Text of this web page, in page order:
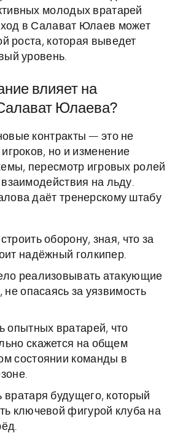
молодых вратарей
в Салават Юлаев может
роста, которая выведет
уровень.
влияет на
Юлаева?
контракты — это не
но и изменение
пересмотр игровых ролей
на льду.
даёт тренерскому штабу
оборону, зная, что за
надёжный голкипер.
реализовывать атакующие
не опасаясь за уязвимость
опытных вратарей, что
скажется на общем
состоянии команды в
вратаря будущего, который
ключевой фигурой клуба на